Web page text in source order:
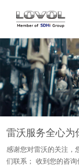
服务品牌
雷沃服务全心为
感谢您对雷沃的关注，
们联系； 收到您的咨